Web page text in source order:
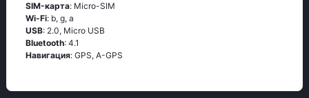
SIM-карта: Micro-SIM
Wi-Fi: b, g, а
USB: 2.0, Micro USB
Bluetooth: 4.1
Навигация: GРS, А-GРS